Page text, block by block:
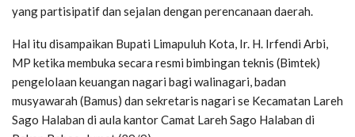
yang partisipatif dan sejalan dengan perencanaan daerah.
Hal itu disampaikan Bupati Limapuluh Kota, Ir. H. Irfendi Arbi,
MP ketika membuka secara resmi bimbingan teknis (Bimtek)
pengelolaan keuangan nagari bagi walinagari, badan
musyawarah (Bamus) dan sekretaris nagari se Kecamatan Lareh
Sago Halaban di aula kantor Camat Lareh Sago Halaban di